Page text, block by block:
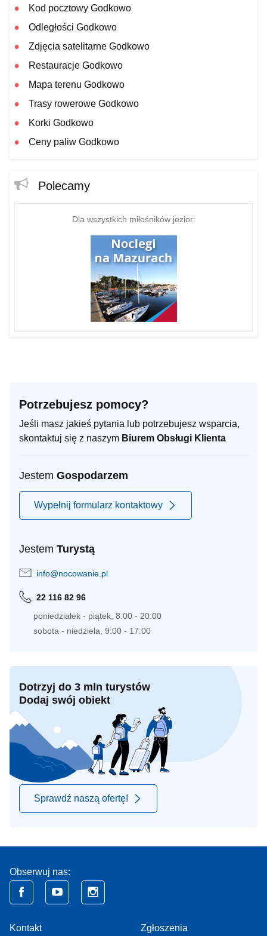
Kod pocztowy Godkowo
Odległości Godkowo
Zdjęcia satelitarne Godkowo
Restauracje Godkowo
Mapa terenu Godkowo
Trasy rowerowe Godkowo
Korki Godkowo
Ceny paliw Godkowo
Polecamy
Dla wszystkich miłośników jezior:
Potrzebujesz pomocy?
Jeśli masz jakieś pytania lub potrzebujesz wsparcia,
skontaktuj się z naszym Biurem Obsługi Klienta
Jestem Gospodarzem
Wypełnij formularz kontaktowy
Jestem Turystą
info@nocowanie.pl
22 116 82 96
poniedziałek - piątek, 8:00 - 20:00
sobota - niedziela, 9:00 - 17:00
Dotrzyj do 3 mln turystów
Dodaj swój obiekt
Sprawdź naszą ofertę!
Obserwuj nas:
Kontakt Zgłoszenia